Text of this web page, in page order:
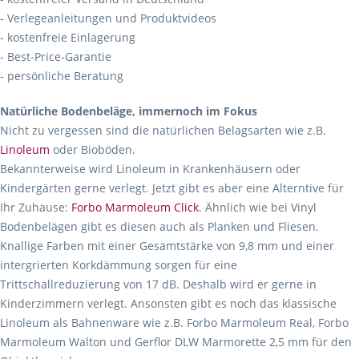
- Verlegeanleitungen und Produktvideos
- kostenfreie Einlagerung
- Best-Price-Garantie
- persönliche Beratung
Natürliche Bodenbeläge, immernoch im Fokus
Nicht zu vergessen sind die natürlichen Belagsarten wie z.B.
Linoleum oder Bioböden.
Bekannterweise wird Linoleum in Krankenhäusern oder
Kindergärten gerne verlegt. Jetzt gibt es aber eine Alterntive für
Ihr Zuhause: Forbo Marmoleum Click. Ähnlich wie bei Vinyl
Bodenbelägen gibt es diesen auch als Planken und Fliesen.
Knallige Farben mit einer Gesamtstärke von 9,8 mm und einer
intergrierten Korkdämmung sorgen für eine
Trittschallreduzierung von 17 dB. Deshalb wird er gerne in
Kinderzimmern verlegt. Ansonsten gibt es noch das klassische
Linoleum als Bahnenware wie z.B. Forbo Marmoleum Real, Forbo
Marmoleum Walton und Gerflor DLW Marmorette 2,5 mm für den